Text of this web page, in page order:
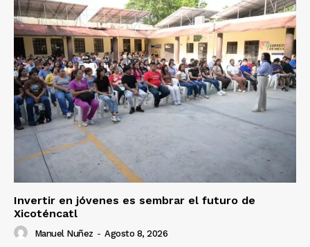
Invertir en jóvenes es sembrar el futuro de
Xicoténcatl
Manuel Nuñez - Agosto 8, 2026